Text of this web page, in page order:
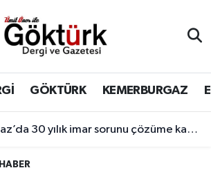
GÖKTÜRK KEMERBURGAZ
30 yılık imar sorunu çözüme kavuşuyor
Hava Durumu
Yoğunluk Haritası
Durumu ve Fikstür